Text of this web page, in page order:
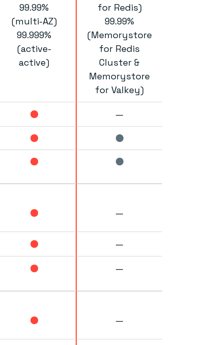
99.99%
(multi-AZ)
99.999%
(active-
active)
for Redis)
99.99%
(Memorystore
for Redis
Cluster &
Memorystore
for Valkey)
—
—
—
—
—